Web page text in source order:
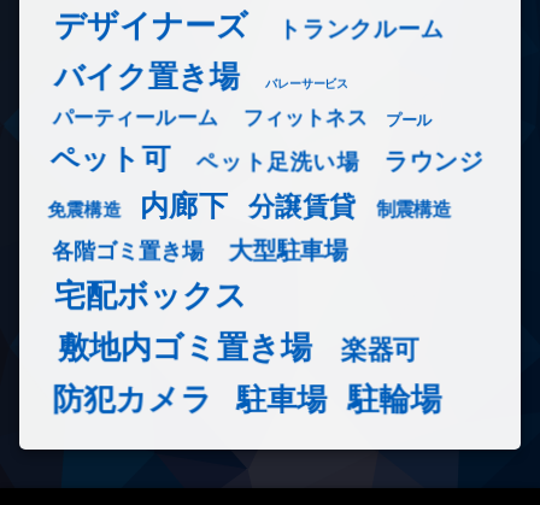
デザイナーズ トランクルーム
バイク置き場 バレーサービス
パーティールーム フィットネス プール
ペット可 ペット足洗い場 ラウンジ
免震構造 内廊下 分譲賃貸 制震構造
各階ゴミ置き場 大型駐車場
宅配ボックス
敷地内ゴミ置き場
楽器可
防犯カメラ 駐車場 駐輪場